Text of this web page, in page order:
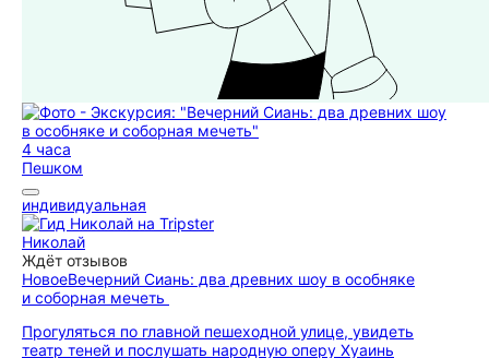
4 часа
Пешком
индивидуальная
Николай
Ждёт отзывов
НовоеВечерний Сиань: два древних шоу в особняке
и соборная мечеть
Прогуляться по главной пешеходной улице, увидеть
театр теней и послушать народную оперу Хуаинь